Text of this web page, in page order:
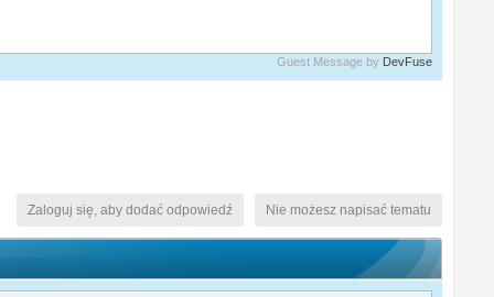
Guest Message by DevFuse
Nie możesz napisać tematu
Zaloguj się, aby dodać odpowiedź